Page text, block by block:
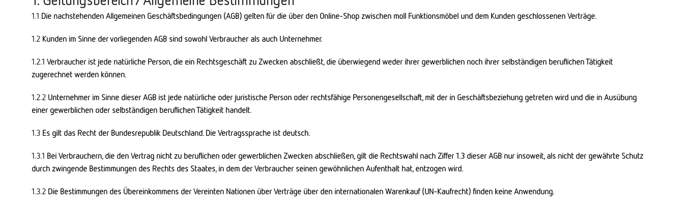
1.1 Die nachstehenden Allgemeinen Geschäftsbedingungen (AGB) gelten für die über den Online-Shop zwischen moll Funktionsmöbel und dem Kunden geschlossenen Verträge.
1.2 Kunden im Sinne der vorliegenden AGB sind sowohl Verbraucher als auch Unternehmer.
1.2.1 Verbraucher ist jede natürliche Person, die ein Rechtsgeschäft zu Zwecken abschließt, die überwiegend weder ihrer gewerblichen noch ihrer selbständigen beruflichen Tätigkeit
zugerechnet werden können.
1.2.2 Unternehmer im Sinne dieser AGB ist jede natürliche oder juristische Person oder rechtsfähige Personengesellschaft, mit der in Geschäftsbeziehung getreten wird und die in Ausübung
einer gewerblichen oder selbständigen beruflichen Tätigkeit handelt.
1.3 Es gilt das Recht der Bundesrepublik Deutschland. Die Vertragssprache ist deutsch.
1.3.1 Bei Verbrauchern, die den Vertrag nicht zu beruflichen oder gewerblichen Zwecken abschließen, gilt die Rechtswahl nach Ziffer 1.3 dieser AGB nur insoweit, als nicht der gewährte Schutz
durch zwingende Bestimmungen des Rechts des Staates, in dem der Verbraucher seinen gewöhnlichen Aufenthalt hat, entzogen wird.
1.3.2 Die Bestimmungen des Übereinkommens der Vereinten Nationen über Verträge über den internationalen Warenkauf (UN-Kaufrecht) finden keine Anwendung.